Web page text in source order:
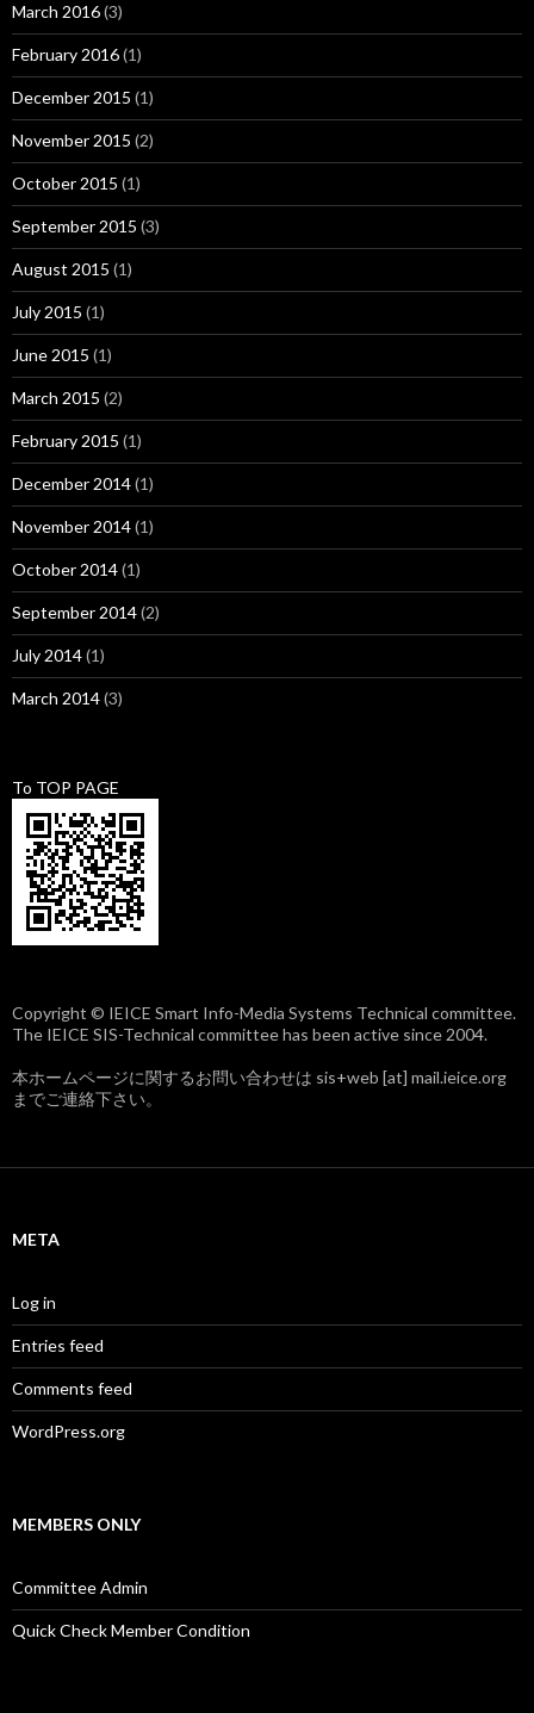
March 2016(3)
February 2016(1)
December 2015 (1)
November 2015 (2)
October 2015 (1)
September 2015 (3)
August 2015 (1)
July 2015 (1)
June 2015 (1)
March 2015 (2)
February 2015 (1)
December 2014(1)
November 2014(1)
October 2014(1)
September 2014(2)
July 2014(1)
March 2014(3)
To TOP PAGE
Copyright © IEICE Smart Info-Media Systems Technical committee.
The IEICE SIS-Technical committee has been active since 2004.
本ホームページに関するお問い合わせは sis+web [at] mail.ieice.org
までご連絡下さい。
META
Log in
Entries feed
Comments feed
WordPress.org
MEMBERS ONLY
Committee Admin
Quick Check Member Condition